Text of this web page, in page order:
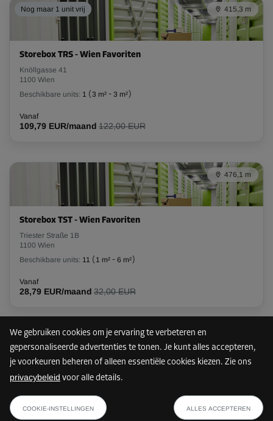
We gebruiken cookies om je ervaring te verbeteren en
gepersonaliseerde advertenties te tonen. Je kunt alles accepteren,
je voorkeuren beheren of alleen essentiële cookies kiezen. Zie ons
privacybeleid voor alle details.
COOKIE-INSTELLINGEN ALLES ACCEPTEREN
-10%
84,00 EUR/maand
75,59 EUR/maand
Oppervlak: 2,4 m²
Inhoud: 6 m³
84,00 EUR/maand
Oppervlak: 2,4 m²
2 m 2,5
Vanaf
84,00 EUR/maand
75,59 EUR/maand
Nog maar 1 unit vrij 415,3 m
Storebox TRS - Wien Favoriten
Knöllgasse 41
1100 Wien
Beschikbare units: 1 (3 m² - 3 m²)
Vanaf
109,79 EUR/maand 122,00 EUR
476,1 m
Storebox TST - Wien Favoriten
Triester Straße 1B
1100 Wien
Beschikbare units: 11 ( 1 m² - 6 m²)
Vanaf
28,79 EUR/maand 32,00 EUR
1100 Wien
61,19 EUR/maand